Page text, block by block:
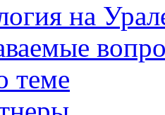
на
теме